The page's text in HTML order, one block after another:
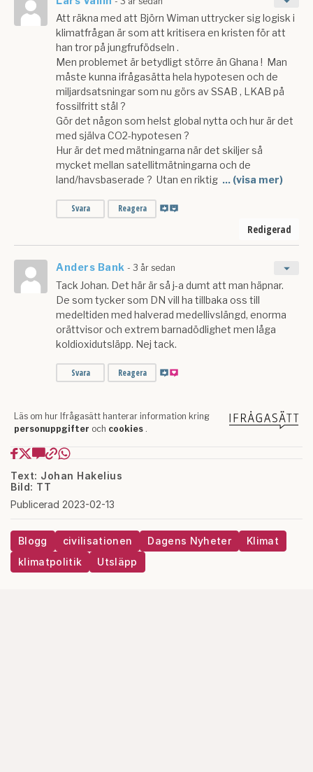
Text: Johan Hakelius
Bild: TT
Publicerad 2023-02-13
Blogg civilisationen Dagens Nyheter
Klimat
klimatpolitik
Utsläpp